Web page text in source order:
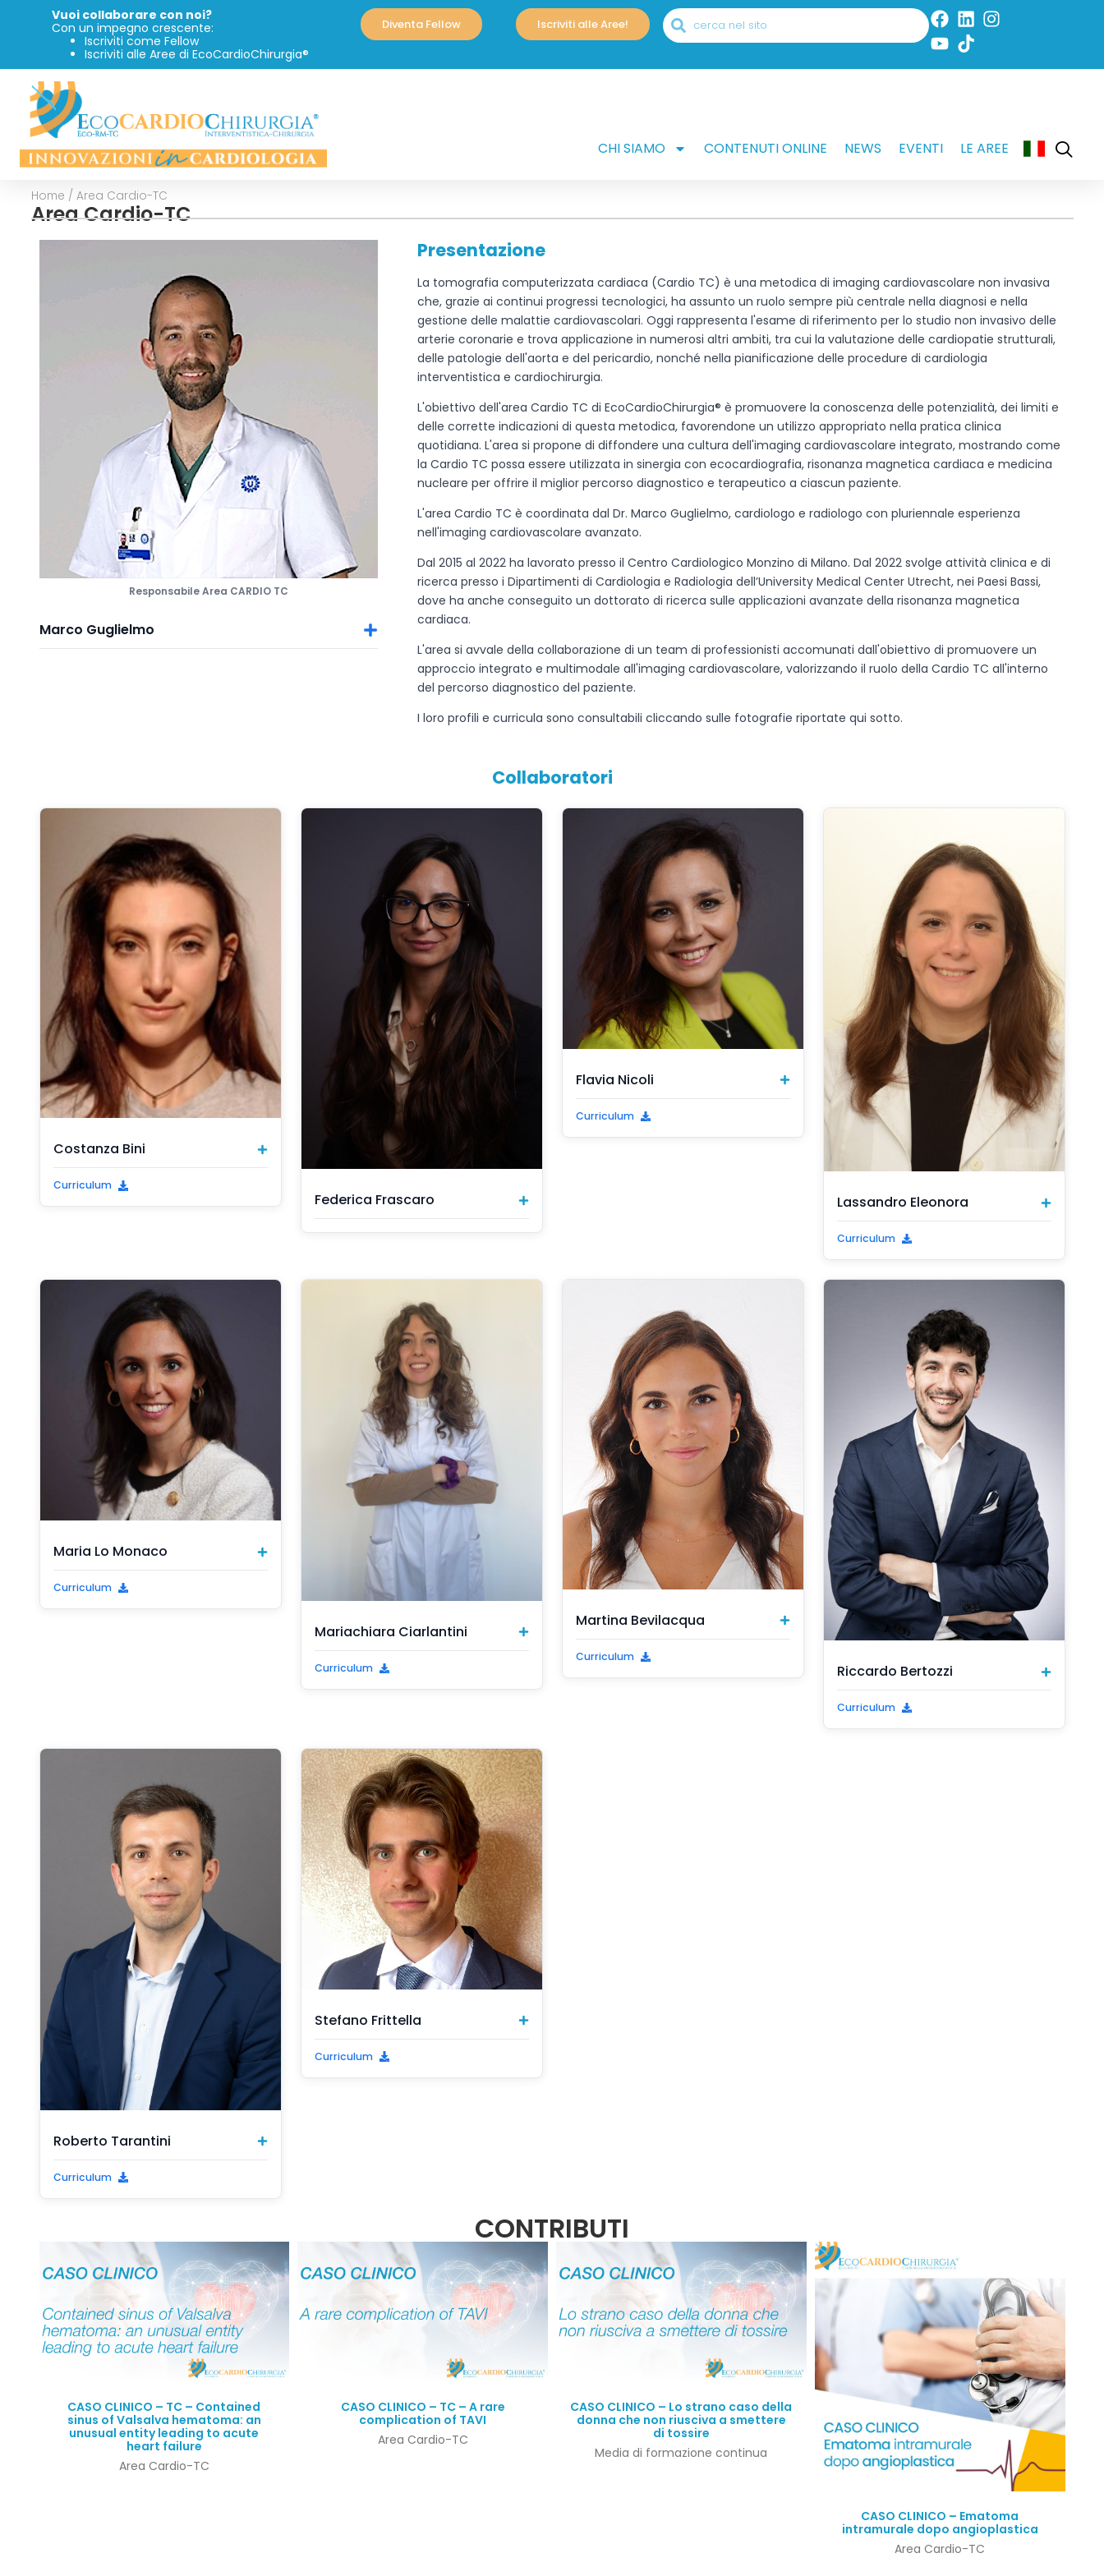
Vuoi collaborare con noi?
Con un impegno crescente:
Iscriviti come Fellow
Iscriviti alle Aree di EcoCardioChirurgia®
Diventa Fellow Iscriviti alle Aree!
CHI SIAMO CONTENUTI ONLINE NEWS EVENTI LE AREE
Home / Area Cardio-TC
Area Cardio-TC
Responsabile Area CARDIO TC
Marco Guglielmo
Presentazione
La tomografia computerizzata cardiaca (Cardio TC) è una metodica di imaging cardiovascolare non invasiva
che, grazie ai continui progressi tecnologici, ha assunto un ruolo sempre più centrale nella diagnosi e nella
gestione delle malattie cardiovascolari. Oggi rappresenta l'esame di riferimento per lo studio non invasivo delle
arterie coronarie e trova applicazione in numerosi altri ambiti, tra cui la valutazione delle cardiopatie strutturali,
delle patologie dell'aorta e del pericardio, nonché nella pianificazione delle procedure di cardiologia
interventistica e cardiochirurgia.
L'obiettivo dell'area Cardio TC di EcoCardioChirurgia® è promuovere la conoscenza delle potenzialità, dei limiti e
delle corrette indicazioni di questa metodica, favorendone un utilizzo appropriato nella pratica clinica
quotidiana. L'area si propone di diffondere una cultura dell'imaging cardiovascolare integrato, mostrando come
la Cardio TC possa essere utilizzata in sinergia con ecocardiografia, risonanza magnetica cardiaca e medicina
nucleare per offrire il miglior percorso diagnostico e terapeutico a ciascun paziente.
L'area Cardio TC è coordinata dal Dr. Marco Guglielmo, cardiologo e radiologo con pluriennale esperienza
nell'imaging cardiovascolare avanzato.
Dal 2015 al 2022 ha lavorato presso il Centro Cardiologico Monzino di Milano. Dal 2022 svolge attività clinica e di
ricerca presso i Dipartimenti di Cardiologia e Radiologia dell’University Medical Center Utrecht, nei Paesi Bassi,
dove ha anche conseguito un dottorato di ricerca sulle applicazioni avanzate della risonanza magnetica
cardiaca.
L'area si avvale della collaborazione di un team di professionisti accomunati dall'obiettivo di promuovere un
approccio integrato e multimodale all'imaging cardiovascolare, valorizzando il ruolo della Cardio TC all'interno
del percorso diagnostico del paziente.
I loro profili e curricula sono consultabili cliccando sulle fotografie riportate qui sotto.
Collaboratori
Costanza Bini
Curriculum
Federica Frascaro
Flavia Nicoli
Curriculum
Lassandro Eleonora
Curriculum
Maria Lo Monaco
Curriculum
Mariachiara Ciarlantini
Curriculum
Martina Bevilacqua
Curriculum
Riccardo Bertozzi
Curriculum
Roberto Tarantini
Curriculum
Stefano Frittella
Curriculum
CONTRIBUTI
CASO CLINICO – TC – Contained
sinus of Valsalva hematoma: an
unusual entity leading to acute
heart failure
Area Cardio-TC
CASO CLINICO – TC – A rare
complication of TAVI
Area Cardio-TC
CASO CLINICO – Lo strano caso della
donna che non riusciva a smettere
di tossire
Media di formazione continua
CASO CLINICO – Ematoma
intramurale dopo angioplastica
Area Cardio-TC